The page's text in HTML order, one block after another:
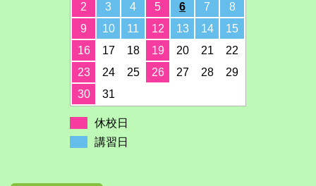
2
3 4 5 6 7
8
9
10 11 12 13 14
15
16
17 18 19 20 21
22
23
24 25 26 27 28
29
30
31
休校日
講習日